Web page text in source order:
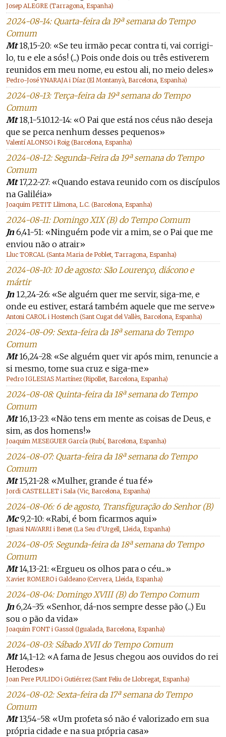
Josep ALEGRE (Tarragona, Espanha)
2024-08-14: Quarta-feira da 19ª semana do Tempo
Comum
Mt18,15-20: «Se teu irmão pecar contra ti, vai corrigi-
lo, tu e ele a sós! (...) Pois onde dois ou três estiverem
reunidos em meu nome, eu estou ali, no meio deles»
Pedro-José YNARAJA i Díaz (El Montanyà, Barcelona, Espanha)
2024-08-13: Terça-feira da 19ª semana do Tempo
Comum
Mt18,1-5.10.12-14: «O Pai que está nos céus não deseja
que se perca nenhum desses pequenos»
Valentí ALONSO i Roig (Barcelona, Espanha)
2024-08-12: Segunda-Feira da 19ª semana do Tempo
Comum
Mt17,22-27: «Quando estava reunido com os discípulos
na Galiléia»
Joaquim PETIT Llimona, L.C. (Barcelona, Espanha)
2024-08-11: Domingo XIX (B) do Tempo Comum
Jn6,41-51: «Ninguém pode vir a mim, se o Pai que me
enviou não o atrair»
Lluc TORCAL (Santa Maria de Poblet, Tarragona, Espanha)
2024-08-10: 10 de agosto: São Lourenço, diácono e
mártir
Jn12,24-26: «Se alguém quer me servir, siga-me, e
onde eu estiver, estará também aquele que me serve»
Antoni CAROL i Hostench (Sant Cugat del Vallès, Barcelona, Espanha)
2024-08-09: Sexta-feira da 18ª semana do Tempo
Comum
Mt16,24-28: «Se alguém quer vir após mim, renuncie a
si mesmo, tome sua cruz e siga-me»
Pedro IGLESIAS Martínez (Ripollet, Barcelona, Espanha)
2024-08-08: Quinta-feira da 18ª semana do Tempo
Comum
Mt16,13-23: «Não tens em mente as coisas de Deus, e
sim, as dos homens!»
Joaquim MESEGUER García (Rubí, Barcelona, Espanha)
2024-08-07: Quarta-feira da 18ª semana do Tempo
Comum
Mt15,21-28: «Mulher, grande é tua fé»
Jordi CASTELLET i Sala (Vic, Barcelona, Espanha)
2024-08-06: 6 de agosto, Transfiguração do Senhor (B)
Mc9,2-10: «Rabi, é bom ficarmos aqui»
Ignasi NAVARRI i Benet (La Seu d'Urgell, Lleida, Espanha)
2024-08-05: Segunda-feira da 18ª semana do Tempo
Comum
Mt14,13-21: «Ergueu os olhos para o céu...»
Xavier ROMERO i Galdeano (Cervera, Lleida, Espanha)
2024-08-04: Domingo XVIII (B) do Tempo Comum
Jn6,24-35: «Senhor, dá-nos sempre desse pão (...) Eu
sou o pão da vida»
Joaquim FONT i Gassol (Igualada, Barcelona, Espanha)
2024-08-03: Sábado XVII do Tempo Comum
Mt14,1-12: «A fama de Jesus chegou aos ouvidos do rei
Herodes»
Joan Pere PULIDO i Gutiérrez (Sant Feliu de Llobregat, Espanha)
2024-08-02: Sexta-feira da 17ª semana do Tempo
Comum
Mt13,54-58: «Um profeta só não é valorizado em sua
própria cidade e na sua própria casa»